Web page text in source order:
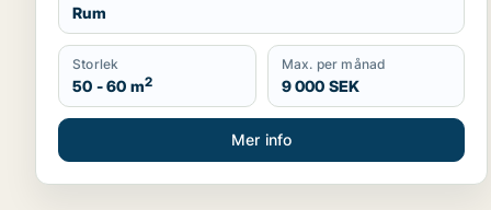
Rum
Storlek
50 - 60 m2
Max. per månad
9 000 SEK
Mer info